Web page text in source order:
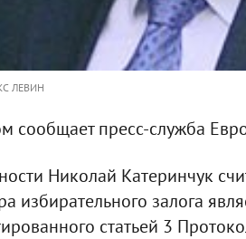
ЛЕВИН
сообщает пресс-служба
Николай Катеринчук
избирательного залога
статьей 3